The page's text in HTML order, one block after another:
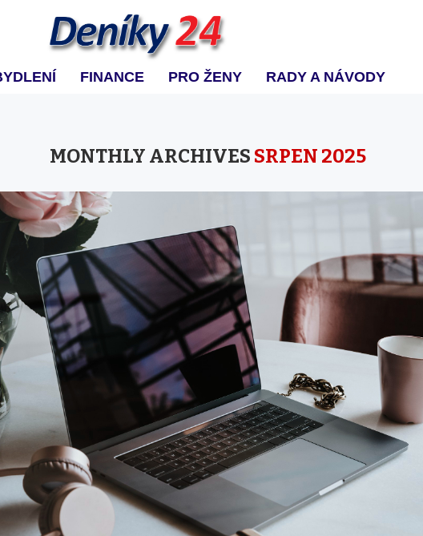
FINANCE PRO ŽENY RADY A NÁVODY
MONTHLY ARCHIVES SRPEN 2025